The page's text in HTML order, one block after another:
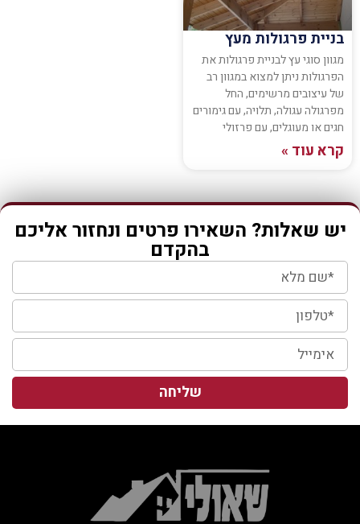
בניית פרגולות מעץ
מגוון סוגי עץ לבניית פרגולות את
הפרגולות ניתן למצוא במגוון רב
של עיצובים מרשימים, החל
מפרגולה עגולה, תלויה, עם גימורים
חגים או מעוגלים, עם פרזולי
קרא עוד »
יש שאלות? השאירו פרטים ונחזור אליכם
בהקדם
שליחה